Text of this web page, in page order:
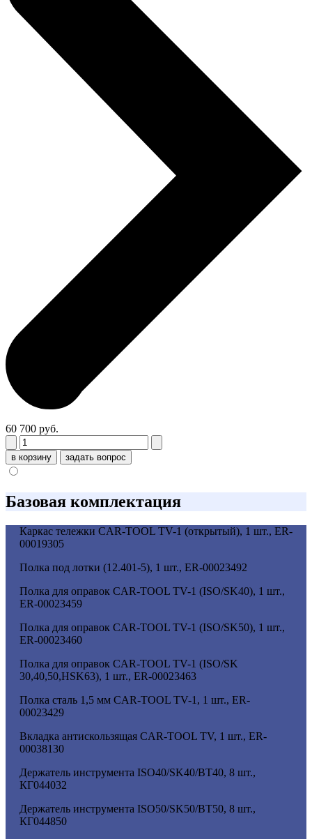
60 700 руб.
в корзину задать вопрос
Базовая комплектация
Каркас тележки CAR-TOOL TV-1 (открытый), 1 шт., ER-
00019305
Полка под лотки (12.401-5), 1 шт., ER-00023492
Полка для оправок CAR-TOOL TV-1 (ISO/SK40), 1 шт.,
ER-00023459
Полка для оправок CAR-TOOL TV-1 (ISO/SK50), 1 шт.,
ER-00023460
Полка для оправок CAR-TOOL TV-1 (ISO/SK
30,40,50,HSK63), 1 шт., ER-00023463
Полка сталь 1,5 мм CAR-TOOL TV-1, 1 шт., ER-
00023429
Вкладка антискользящая CAR-TOOL TV, 1 шт., ER-
00038130
Держатель инструмента ISO40/SK40/BT40, 8 шт.,
КГ044032
Держатель инструмента ISO50/SK50/ВТ50, 8 шт.,
КГ044850